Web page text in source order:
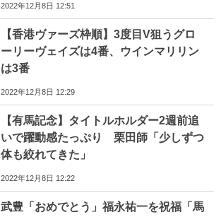
2022年12月8日 12:51
【香港ヴァーズ枠順】3度目V狙うグロ
ーリーヴェイズは4番、ウインマリリン
は3番
2022年12月8日 12:29
【有馬記念】タイトルホルダー2週前追
いで躍動感たっぷり 栗田師「少しずつ
体も絞れてきた」
2022年12月8日 12:22
武豊「おめでとう」福永祐一を祝福「馬